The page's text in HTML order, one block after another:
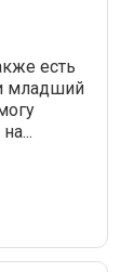
есть
младший